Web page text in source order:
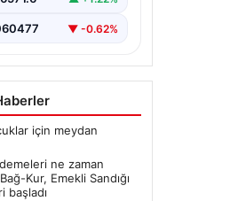
▼ -0.62%
için meydan
ne zaman
Kur, Emekli Sandığı
başladı